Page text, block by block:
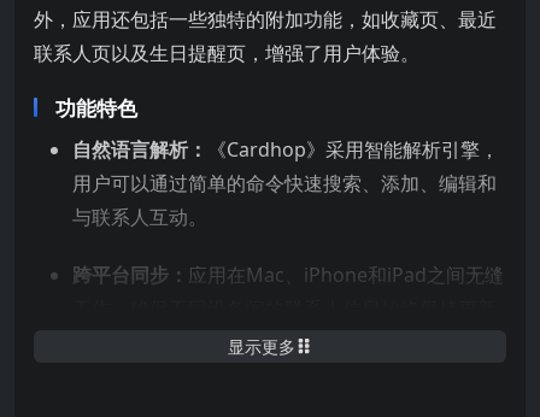
外，应用还包括一些独特的附加功能，如收藏页、最近
联系人页以及生日提醒页，增强了用户体验​​。
功能特色
自然语言解析：
《Cardhop》采用智能解析引擎，
用户可以通过简单的命令快速搜索、添加、编辑和
与联系人互动​​​​。
跨平台同步： 应用在Mac、iPhone和iPad之间无缝
显示更多